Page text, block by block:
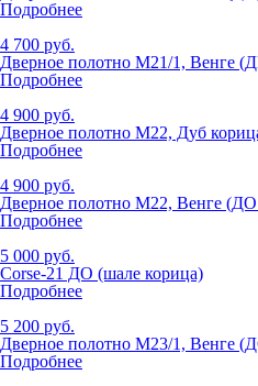
Подробнее
4 700 руб.
Дверное полотно М21/1, Венге
Подробнее
4 900 руб.
Дверное полотно М22, Дуб
Подробнее
4 900 руб.
Дверное полотно М22, Венге (ДО
Подробнее
5 000 руб.
Corse-21 ДО (шале корица)
Подробнее
5 200 руб.
Дверное полотно М23/1, Венге
Подробнее